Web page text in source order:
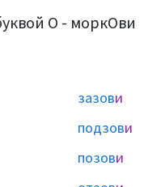
О - моркОви
зазови
подзови
позови